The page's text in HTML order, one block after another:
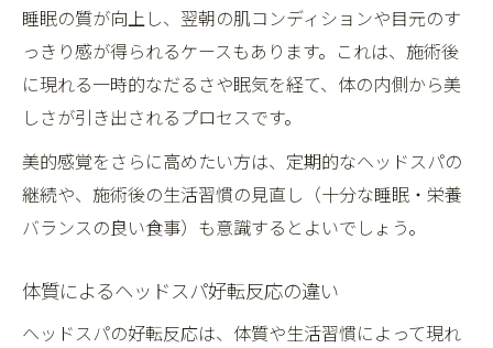
睡眠の質が向上し、翌朝の肌コンディションや目元のす
っきり感が得られるケースもあります。これは、施術後
に現れる一時的なだるさや眠気を経て、体の内側から美
しさが引き出されるプロセスです。
美的感覚をさらに高めたい方は、定期的なヘッドスパの
継続や、施術後の生活習慣の見直し（十分な睡眠・栄養
バランスの良い食事）も意識するとよいでしょう。
体質によるヘッドスパ好転反応の違い
ヘッドスパの好転反応は、体質や生活習慣によって現れ